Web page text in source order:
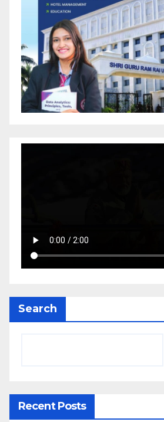
Search
Recent Posts